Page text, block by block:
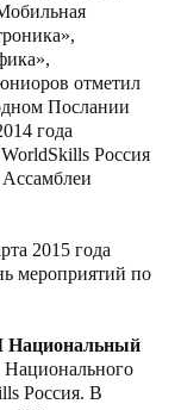
отметил
Послании
года
Россия
2015 года
мероприятий по
I Национальный
Национального
Россия. В